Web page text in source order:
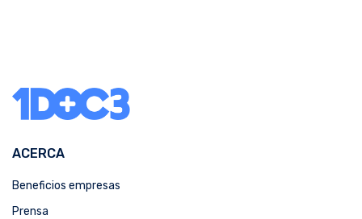
ACERCA
Beneficios empresas
Prensa